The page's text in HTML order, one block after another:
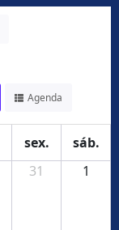
Agenda
sex.
sáb.
31 1